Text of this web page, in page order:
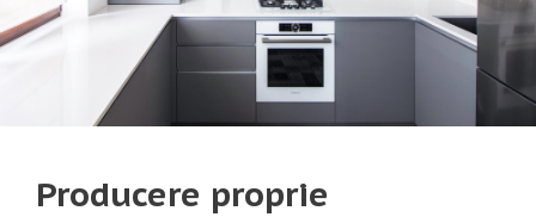
Producere proprie